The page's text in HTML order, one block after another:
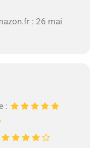
: 26 mai
: